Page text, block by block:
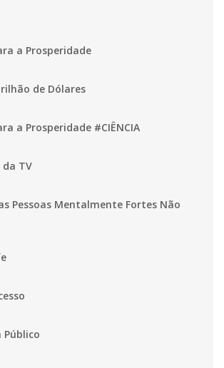
a Prosperidade
de Dólares
a Prosperidade #CIÊNCIA
da TV
Pessoas Mentalmente Fortes Não
Público